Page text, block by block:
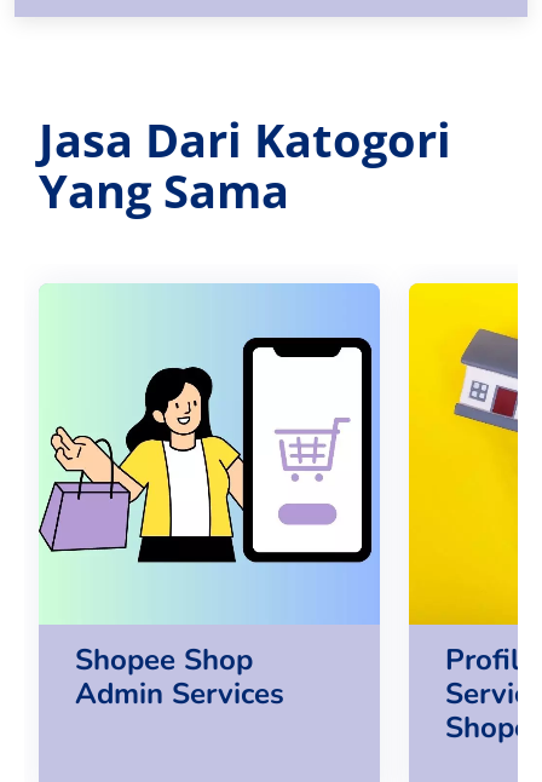
Jasa Dari Katogori
Yang Sama
Shopee Shop
Admin Services